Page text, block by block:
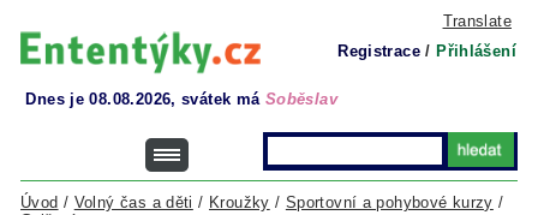
Translate
Registrace / Přihlášení
Dnes je 08.08.2026, svátek má Soběslav
Úvod / Volný čas a děti / Kroužky / Sportovní a pohybové kurzy /